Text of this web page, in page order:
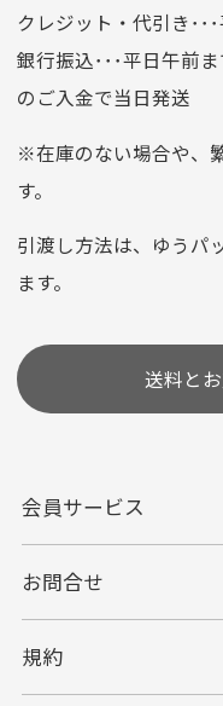
口座名義
株式
クレジットカード
選びいただけない場
代金引換
代引手数料一律
クレジット・代引き･･
銀行振込･･･平日午前
のご入金で当日発送
※在庫のない場合や、
す。
引渡し方法は、ゆうパ
ます。
送料と
会員サービス
お問合せ
規約